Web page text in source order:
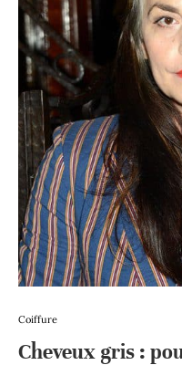
Coiffure
Cheveux gris :